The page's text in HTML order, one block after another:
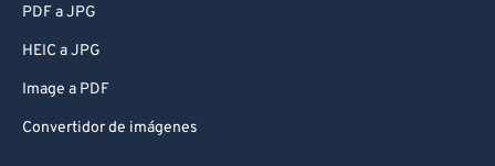
PDF a JPG
HEIC a JPG
Image a PDF
Convertidor de imágenes